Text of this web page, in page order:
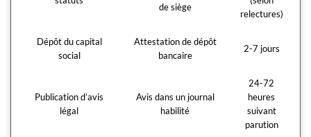
de siège
relectures)
Dépôt du capital
social
Attestation de dépôt
bancaire
2-7 jours
Publication d’avis
légal
Avis dans un journal
habilité
24-72
heures
suivant
parution